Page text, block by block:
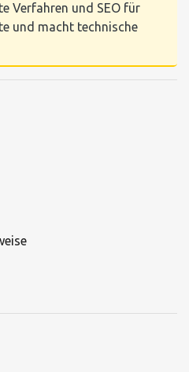
Verfahren und SEO für
und macht technische